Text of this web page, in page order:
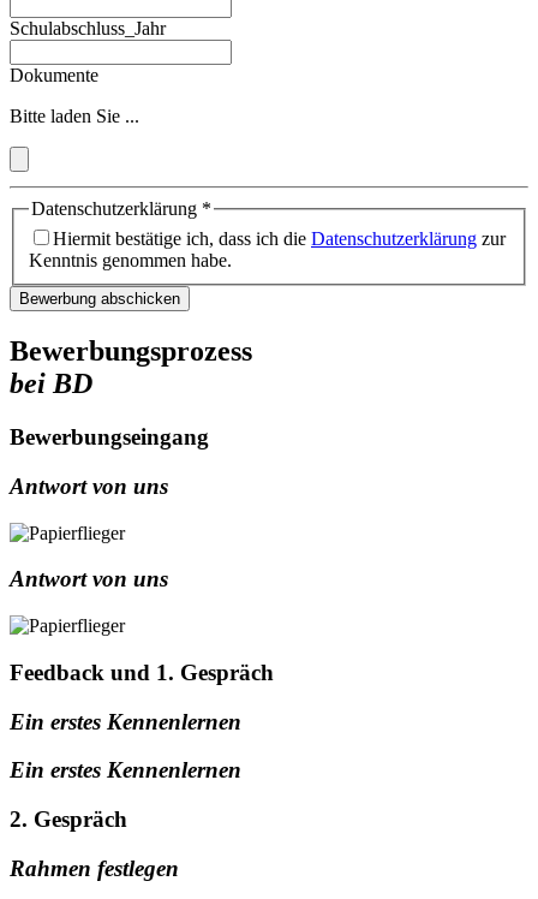
Schulabschluss_Jahr
Dokumente
Bitte laden Sie ...
Datenschutzerklärung *
Hiermit bestätige ich, dass ich die Datenschutzerklärung zur
Kenntnis genommen habe.
Bewerbung abschicken
Bewerbungsprozess
bei BD
Bewerbungseingang
Antwort von uns
Antwort von uns
Feedback und 1. Gespräch
Ein erstes Kennenlernen
Ein erstes Kennenlernen
2. Gespräch
Rahmen festlegen